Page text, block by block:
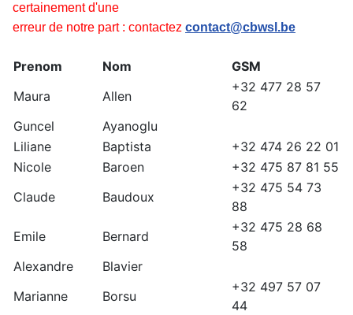
certainement d'une
erreur de notre part : contactez contact@cbwsl.be
Prenom Nom
GSM
Maura
Allen
+32 477 28 57
62
Guncel
Ayanoglu
Liliane
Baptista
+32 474 26 22 01
Nicole
Baroen
+32 475 87 81 55
Claude
Baudoux
+32 475 54 73
88
Emile
Bernard
+32 475 28 68
58
Alexandre
Blavier
Marianne
Borsu
+32 497 57 07
44